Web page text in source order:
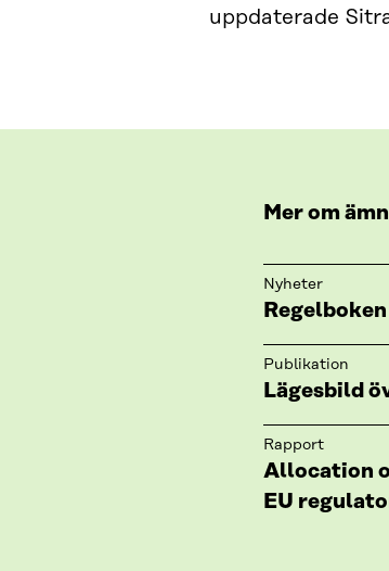
uppdaterade
Mer om
Nyheter
Publikation
Lägesbild
Rapport
Allocation
EU